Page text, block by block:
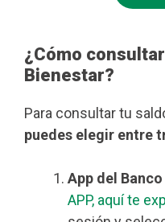
¿Cómo
Bienestar?
Para consultar tu
puedes elegir entre
App del
APP, aquí te